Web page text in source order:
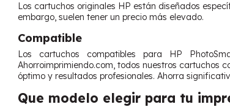
Los cartuchos originales HP están diseñados
embargo, suelen tener un precio más elevado.
Compatible
Los cartuchos compatibles para HP
Ahorroimprimiendo.com, todos nuestros cartuchos
óptimo y resultados profesionales. Ahorra
Que modelo elegir para tu